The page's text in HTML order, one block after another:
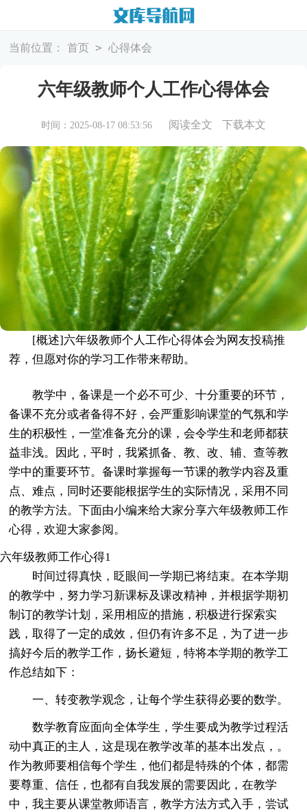
当前位置： 首页 > 心得体会
六年级教师个人工作心得体会
时间：2025-08-17 08:53:56 阅读全文 下载本文
[概述]六年级教师个人工作心得体会为网友投稿推
荐，但愿对你的学习工作带来帮助。
教学中，备课是一个必不可少、十分重要的环节，
备课不充分或者备得不好，会严重影响课堂的气氛和学
生的积极性，一堂准备充分的课，会令学生和老师都获
益非浅。因此，平时，我紧抓备、教、改、辅、查等教
学中的重要环节。备课时掌握每一节课的教学内容及重
点、难点，同时还要能根据学生的实际情况，采用不同
的教学方法。下面由小编来给大家分享六年级教师工作
心得，欢迎大家参阅。
六年级教师工作心得1
时间过得真快，眨眼间一学期已将结束。在本学期
的教学中，努力学习新课标及课改精神，并根据学期初
制订的教学计划，采用相应的措施，积极进行探索实
践，取得了一定的成效，但仍有许多不足，为了进一步
搞好今后的教学工作，扬长避短，特将本学期的教学工
作总结如下：
一、转变教学观念，让每个学生获得必要的数学。
数学教育应面向全体学生，学生要成为教学过程活
动中真正的主人，这是现在教学改革的基本出发点，。
作为教师要相信每个学生，他们都是特殊的个体，都需
要尊重、信任，也都有自我发展的需要因此，在教学
中，我主要从课堂教师语言，教学方法方式入手，尝试